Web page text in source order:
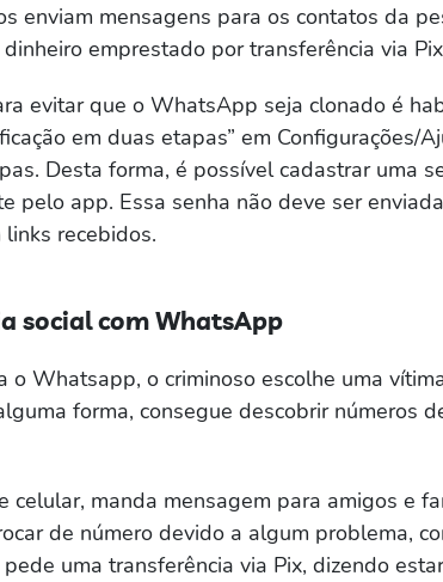
enviam mensagens para os contatos da
emprestado por transferência via
evitar que o WhatsApp seja clonado é
em duas etapas” em Configurações/
Desta forma, é possível cadastrar uma
pelo app. Essa senha não deve ser
recebidos.
social com WhatsApp
o Whatsapp, o criminoso escolhe uma
forma, consegue descobrir números
celular, manda mensagem para amigos e
de número devido a algum problema,
uma transferência via Pix, dizendo